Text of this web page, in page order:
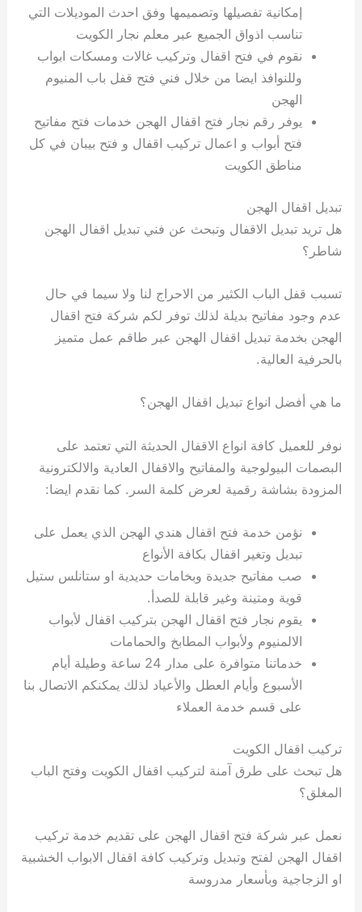
إمكانية تفصيلها وتصميمها وفق احدث الموديلات التي
تناسب اذواق الجميع عبر معلم نجار الكويت
نقوم في فتح اقفال وتركيب غالات ومسكات ابواب
وللنوافذ ايضا من خلال فني فتح قفل باب المنيوم
الهجن
يوفر رقم نجار فتح اقفال الهجن خدمات فتح مفاتيح
فتح أبواب و اعمال تركيب اقفال و فتح بيبان في كل
مناطق الكويت
تبديل اقفال الهجن
هل تريد تبديل الاقفال وتبحث عن فني تبديل اقفال الهجن
شاطر؟
تسبب قفل الباب الكثير من الاحراج لنا ولا سيما في حال
عدم وجود مفاتيح بديلة لذلك توفر لكم شركة فتح اقفال
الهجن بخدمة تبديل اقفال الهجن عبر طاقم عمل متميز
بالحرفية العالية.
ما هي أفضل انواع تبديل اقفال الهجن؟
نوفر للعميل كافة انواع الاقفال الحديثة التي تعتمد على
البصمات البيولوجية والمفاتيح والاقفال العادية والالكترونية
المزودة بشاشة رقمية لعرض كلمة السر. كما نقدم ايضا:
نؤمن خدمة فتح اقفال هندي الهجن الذي يعمل على
تبديل وتغير اقفال بكافة الأنواع
صب مفاتيح جديدة وبخامات حديدية او ستانلس ستيل
قوية ومتينة وغير قابلة للصدأ.
يقوم نجار فتح اقفال الهجن بتركيب اقفال لأبواب
الالمنيوم ولأبواب المطابخ والحمامات
خدماتنا متوافرة على مدار 24 ساعة وطيلة أيام
الأسبوع وأيام العطل والأعياد لذلك يمكنكم الاتصال بنا
على قسم خدمة العملاء
تركيب اقفال الكويت
هل تبحث على طرق آمنة لتركيب اقفال الكويت وفتح الباب
المغلق؟
نعمل عبر شركة فتح اقفال الهجن على تقديم خدمة تركيب
اقفال الهجن لفتح وتبديل وتركيب كافة اقفال الابواب الخشبية
او الزجاجية وبأسعار مدروسة